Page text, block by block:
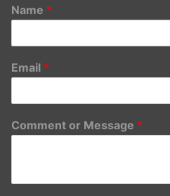
Name *
Email *
Comment or Message *